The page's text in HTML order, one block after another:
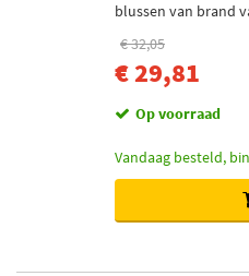
blussen van brand
€ 32,05
€ 29,81
Op voorraad
Vandaag besteld,